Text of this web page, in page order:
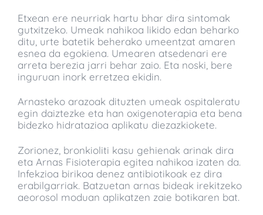
Etxean ere neurriak hartu bhar dira sintomak
gutxitzeko. Umeak nahikoa likido edan beharko
ditu, urte batetik beherako umeentzat amaren
esnea da egokiena. Umearen atsedenari ere
arreta berezia jarri behar zaio. Eta noski, bere
inguruan inork erretzea ekidin.
Arnasteko arazoak dituzten umeak ospitaleratu
egin daiztezke eta han oxigenoterapia eta bena
bidezko hidratazioa aplikatu diezazkiokete.
Zorionez, bronkioliti kasu gehienak arinak dira
eta Arnas Fisioterapia egitea nahikoa izaten da.
Infekzioa birikoa denez antibiotikoak ez dira
erabilgarriak. Batzuetan arnas bideak irekitzeko
aeorosol moduan aplikatzen zaie botikaren bat.